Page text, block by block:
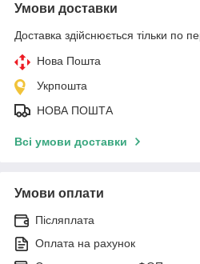
Умови доставки
Доставка здійснюється тільки по
Нова Пошта
Укрпошта
НОВА ПОШТА
Всі умови доставки
Умови оплати
Післяплата
Оплата на рахунок